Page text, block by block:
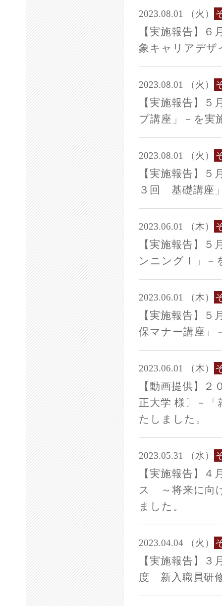
2023.08.01 （火）
【実施報告】
象キャリアデザ
2023.08.01 （火）
【実施報告】
プ講座」－を実
2023.08.01 （火）
【実施報告】
３回 基礎講座
2023.06.01 （木）
【実施報告】
ンニングⅠ」－
2023.06.01 （木）
【実施報告】
保マナー講座」
2023.06.01 （木）
【動画提供】
正大学 様〕－
たしました。
2023.05.31 （水）
【実施報告】
ス ～将来に向
ました。
2023.04.04 （火）
【実施報告】
度 新入職員研